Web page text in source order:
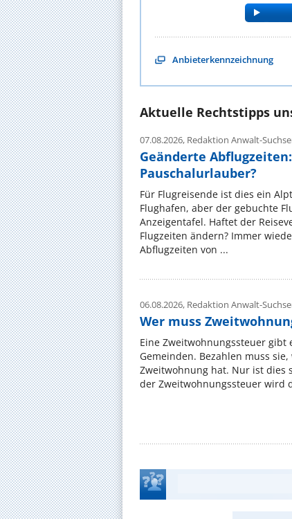
Anbieterkennzeichnung
Aktuelle Rechtstipps
07.08.2026, Redaktion Anwalt-
Geänderte
Pauschalurlauber?
Für Flugreisende ist dies ein
Flughafen, aber der gebuchte
Anzeigentafel. Haftet der
Flugzeiten ändern? Immer
Abflugzeiten von ...
06.08.2026, Redaktion Anwalt-
Wer muss
Eine Zweitwohnungssteuer
Gemeinden. Bezahlen muss
Zweitwohnung hat. Nur ist dies
der Zweitwohnungssteuer wird